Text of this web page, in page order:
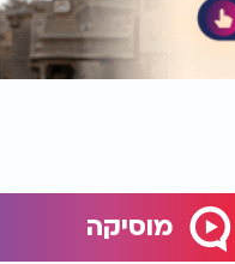
מוסיקה